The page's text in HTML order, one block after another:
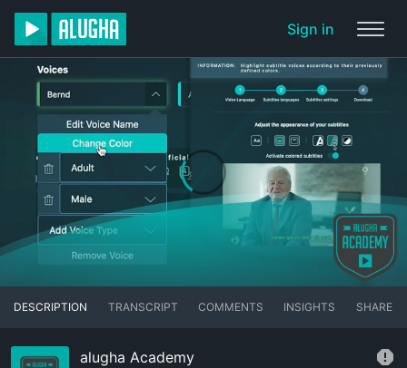
Sign in
DESCRIPTION TRANSCRIPT COMMENTS INSIGHTS SHARE
alugha Academy